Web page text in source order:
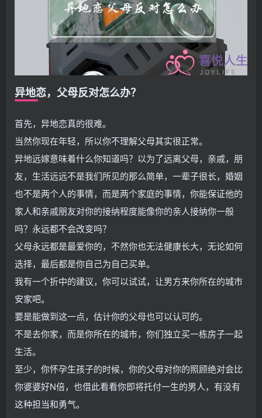
异地恋，父母反对怎么办？
首先，异地恋真的很难。
当然你现在年轻，所以你不理解父母其实很正常。
异地远嫁意味着什么你知道吗？以为了远离父母，亲戚，朋
友，生活远远不是我们所见的那么简单，一辈子很长，婚姻
也不是两个人的事情，而是两个家庭的事情，你能保证他的
家人和亲戚朋友对你的接纳程度能像你的亲人接纳你一般
吗？永远都不会改变吗？
父母永远都是最爱你的，不然你也无法健康长大，无论如何
选择，最后都是你自己为自己买单。
我有一个折中的建议，你可以试试，让男方来你所在的城市
安家吧。
要是能做到这一点，估计你的父母也可以认可的。
不是去你家，而是你所在的城市，你们独立买一栋房子一起
生活。
至少，你怀孕生孩子的时候，你的父母对你的照顾绝对会比
你婆婆好N倍，也借此看看你即将托付一生的男人，有没有
这种担当和勇气。